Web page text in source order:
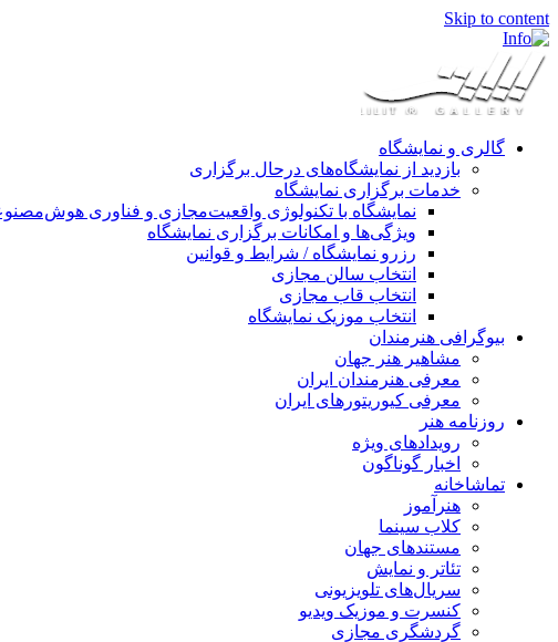
Skip to content
گالری و نمایشگاه
بازدید از نمایشگاه‌های درحال برگزاری
خدمات برگزاری نمایشگاه
نمایشگاه با تکنولوژی واقعیت‌مجازی و فناوری
ویژگی‌ها و امکانات برگزاری نمایشگاه
رزرو نمایشگاه / شرایط و قوانین
انتخاب سالن مجازی
انتخاب قاب مجازی
انتخاب موزیک نمایشگاه
بیوگرافی هنرمندان
مشاهیر هنر جهان
معرفی هنرمندان ایران
معرفی کیوریتورهای ایران
روزنامه هنر
رویدادهای ویژه
اخبار گوناگون
تماشاخانه
هنرآموز
کلاب سینما
مستندهای جهان
تئاتر و نمایش
سریال‌های تلویزیونی
کنسرت و موزیک ویدیو
گردشگری مجازی